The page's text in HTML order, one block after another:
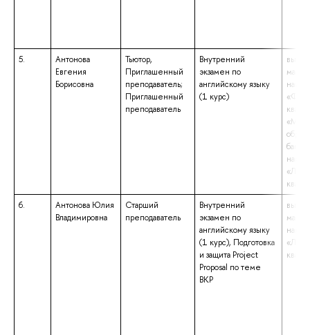
5.
Антонова
Евгения
Борисовна
Тьютор,
Приглашенный
преподаватель;
Приглашенный
преподаватель
Внутренний
экзамен по
английскому языку
(1 курс)
6.
Антонова Юлия
Владимировна
Старший
преподаватель
Внутренний
экзамен по
английскому языку
(1 курс), Подготовка
и защита Project
Proposal по теме
ВКР